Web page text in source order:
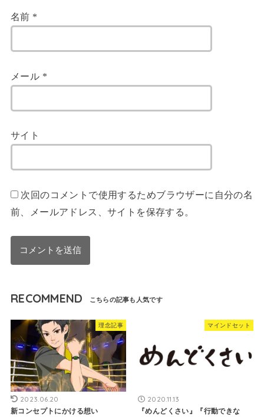
名前 *
メール *
サイト
次回のコメントで使用するためブラウザーに自分の名
前、メールアドレス、サイトを保存する。
RECOMMEND
理念記事
2023.06.20
新コンセプトにかける想い
マインドセット
2020.11.13
『めんどくさい』『行動できな